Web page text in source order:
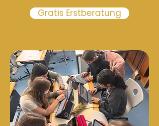
Gratis Erstberatung